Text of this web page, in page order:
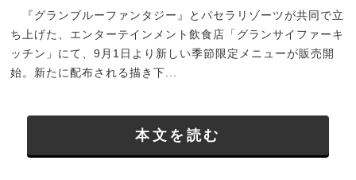
『グランブルーファンタジー』とパセラリゾーツが共同で立
ち上げた、エンターテインメント飲食店「グランサイファーキ
ッチン」にて、9月1日より新しい季節限定メニューが販売開
始。新たに配布される描き下...
本文を読む